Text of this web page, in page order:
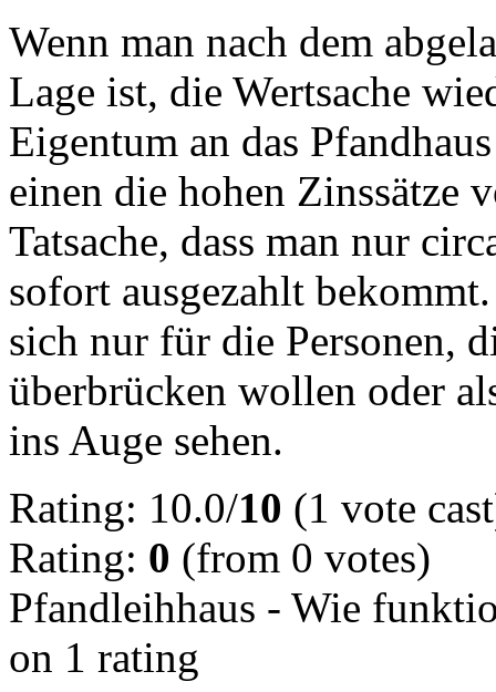
Wenn man nach dem
Lage ist, die Wertsache
Eigentum an das
einen die hohen Zinssätze
Tatsache, dass man nur
sofort ausgezahlt
sich nur für die Personen,
überbrücken wollen oder
ins Auge sehen.
Rating: 10.0/10 (1 vote
Rating: 0 (from 0 votes)
Pfandleihhaus - Wie
on 1 rating